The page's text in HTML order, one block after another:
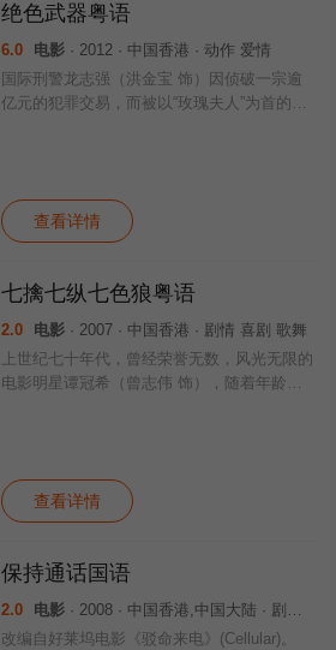
绝色武器粤语
6.0 电影 · 2012 · 中国香港 · 动作 爱情
国际刑警龙志强（洪金宝 饰）因侦破一宗逾
亿元的犯罪交易，而被以“玫瑰夫人”为首的犯
查看详情
七擒七纵七色狼粤语
2.0 电影 · 2007 · 中国香港 · 剧情 喜剧 歌舞
上世纪七十年代，曾经荣誉无数，风光无限的
电影明星谭冠希（曾志伟 饰），随着年龄的
查看详情
保持通话国语
2.0 电影 · 2008 · 中国香港,中国大陆 · 剧情 动作
改编自好莱坞电影《驳命来电》(Cellular)。